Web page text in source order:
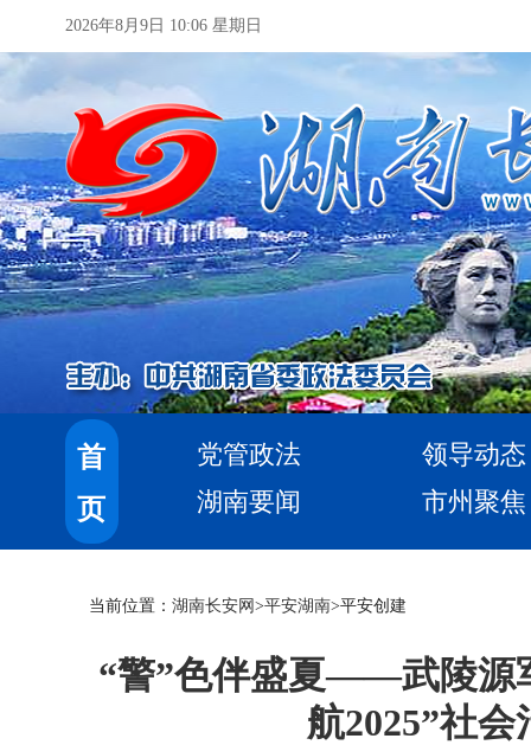
2026年8月9日 10:06 星期日
首
页
党管政法
领导动态
湖南要闻
市州聚焦
当前位置： 湖南长安网 >平安湖南>平安创建
“警”色伴盛夏——武陵源
航2025”社